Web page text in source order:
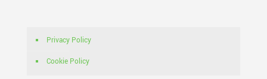
Privacy Policy
Cookie Policy